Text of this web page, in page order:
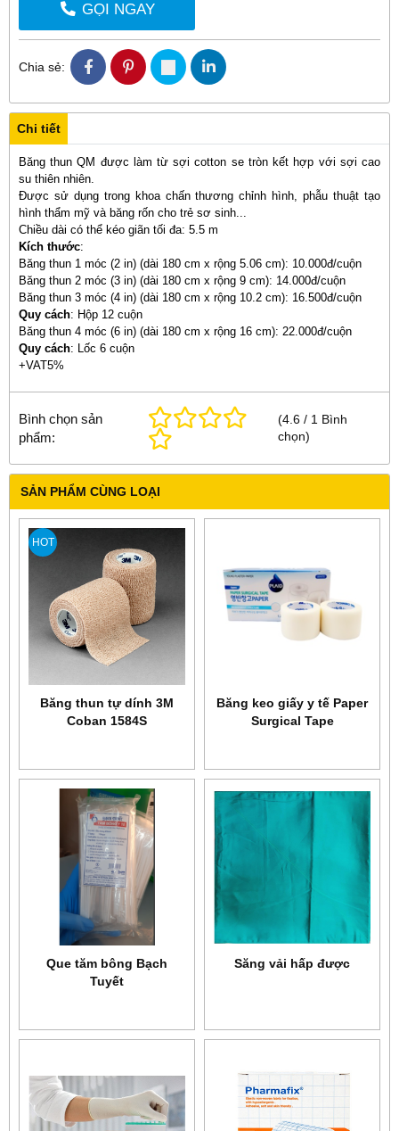
GỌI NGAY
Chia sẻ:
Chi tiết
Băng thun QM được làm từ sợi cotton se tròn kết hợp với sợi cao
su thiên nhiên.
Được sử dụng trong khoa chấn thương chỉnh hình, phẫu thuật tạo
hình thẩm mỹ và băng rốn cho trẻ sơ sinh...
Chiều dài có thể kéo giãn tối đa: 5.5 m
Kích thước:
Băng thun 1 móc (2 in) (dài 180 cm x rộng 5.06 cm): 10.000đ/cuộn
Băng thun 2 móc (3 in) (dài 180 cm x rộng 9 cm): 14.000đ/cuộn
Băng thun 3 móc (4 in) (dài 180 cm x rộng 10.2 cm): 16.500đ/cuộn
Quy cách: Hộp 12 cuộn
Băng thun 4 móc (6 in) (dài 180 cm x rộng 16 cm): 22.000đ/cuộn
Quy cách: Lốc 6 cuộn
+VAT5%
Bình chọn sản
phẩm:
(4.6 / 1 Bình
chọn)
SẢN PHẨM CÙNG LOẠI
HOT
Băng thun tự dính 3M
Coban 1584S
Băng keo giấy y tế Paper
Surgical Tape
Que tăm bông Bạch
Tuyết
Săng vải hấp được